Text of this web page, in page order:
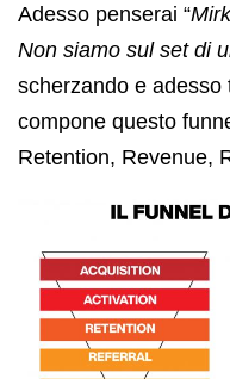
Adesso penserai “
Non siamo sul set di
scherzando e adesso
compone questo
Retention, Revenue,